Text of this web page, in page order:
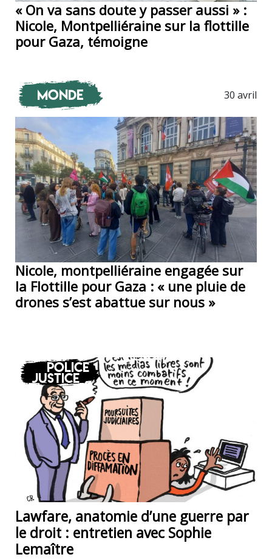
« On va sans doute y passer aussi » :
Nicole, Montpelliéraine sur la flottille
pour Gaza, témoigne
Monde 30 avril
Nicole, montpelliéraine engagée sur
la Flottille pour Gaza : « une pluie de
drones s’est abattue sur nous »
Police
Justice
Lawfare, anatomie d’une guerre par
le droit : entretien avec Sophie
Lemaître